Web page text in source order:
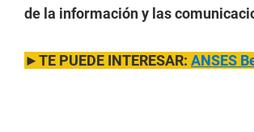
de la información y las
►TE PUEDE INTERESAR: ANSES